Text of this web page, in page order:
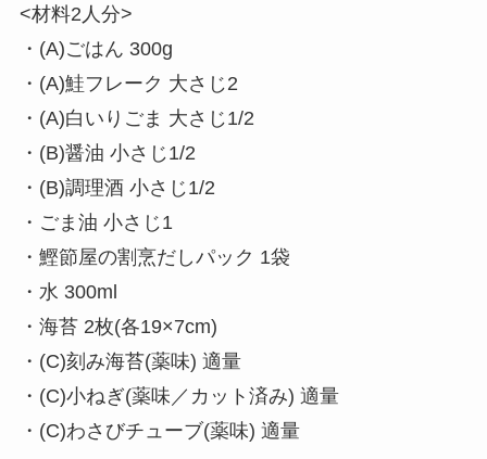
<材料2人分>
・(A)ごはん 300g
・(A)鮭フレーク 大さじ2
・(A)白いりごま 大さじ1/2
・(B)醤油 小さじ1/2
・(B)調理酒 小さじ1/2
・ごま油 小さじ1
・鰹節屋の割烹だしパック 1袋
・水 300ml
・海苔 2枚(各19×7cm)
・(C)刻み海苔(薬味) 適量
・(C)小ねぎ(薬味／カット済み) 適量
・(C)わさびチューブ(薬味) 適量